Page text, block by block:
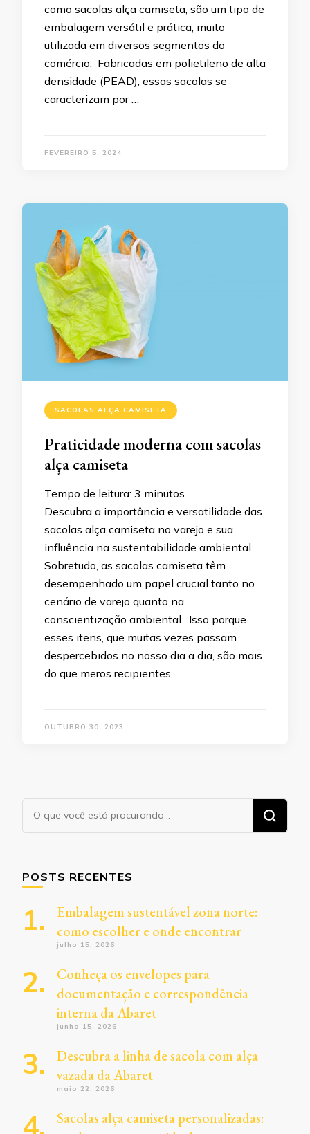
como sacolas alça camiseta, são um tipo de
embalagem versátil e prática, muito
utilizada em diversos segmentos do
comércio. Fabricadas em polietileno de alta
densidade (PEAD), essas sacolas se
caracterizam por …
FEVEREIRO 5, 2024
SACOLAS ALÇA CAMISETA
Praticidade moderna com sacolas
alça camiseta
Tempo de leitura: 3 minutos
Descubra a importância e versatilidade das
sacolas alça camiseta no varejo e sua
influência na sustentabilidade ambiental.
Sobretudo, as sacolas camiseta têm
desempenhado um papel crucial tanto no
cenário de varejo quanto na
conscientização ambiental. Isso porque
esses itens, que muitas vezes passam
despercebidos no nosso dia a dia, são mais
do que meros recipientes …
OUTUBRO 30, 2023
Procurando
algo?
POSTS RECENTES
Embalagem sustentável zona norte:
como escolher e onde encontrar
julho 15, 2026
Conheça os envelopes para
documentação e correspondência
interna da Abaret
junho 15, 2026
Descubra a linha de sacola com alça
vazada da Abaret
maio 22, 2026
Sacolas alça camiseta personalizadas: